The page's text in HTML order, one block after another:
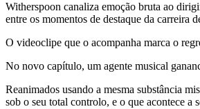
Witherspoon canaliza emoção bruta ao
entre os momentos de destaque da carreira
O videoclipe que o acompanha marca o
No novo capítulo, um agente musical
Reanimados usando a mesma substância
sob o seu total controlo, e o que acontece a